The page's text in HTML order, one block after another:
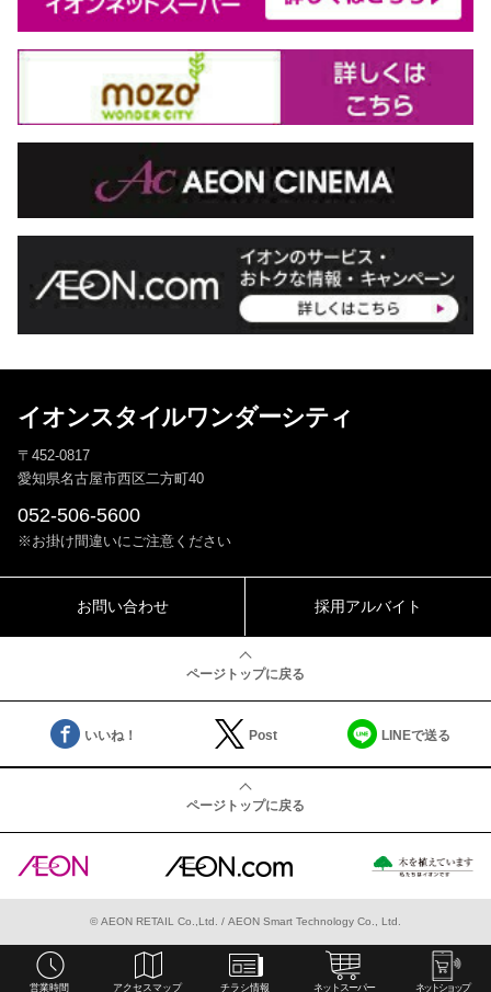
営業時間 アクセスマップ チラシ情報 ネットスーパー ネットショップ
イオンスタイルワンダーシティ
〒452-0817
愛知県名古屋市西区二方町40
052-506-5600
※お掛け間違いにご注意ください
お問い合わせ 採用アルバイト
ページトップに戻る
いいね！ Post LINEで送る
ページトップに戻る
© AEON RETAIL Co.,Ltd. / AEON Smart Technology Co., Ltd.